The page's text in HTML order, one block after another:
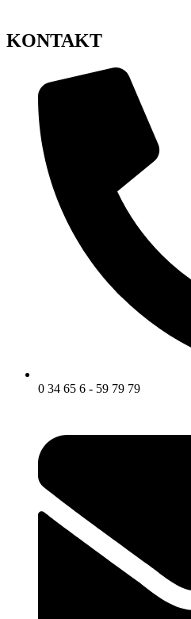
KONTAKT
0 34 65 6 - 59 79 79